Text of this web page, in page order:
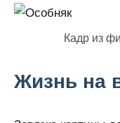
Кадр из
Жизнь на